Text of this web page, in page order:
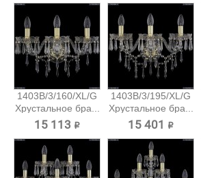
1403B/3/160/XL/G
Хрустальное бра...
15 113 ₽
1403B/3/195/XL/G
Хрустальное бра...
15 401 ₽